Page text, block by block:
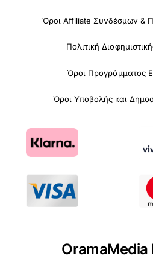
Όροι Affiliate Συνδέσμων &
Πολιτική
Όροι Προγράμματος
Όροι Υποβολής και